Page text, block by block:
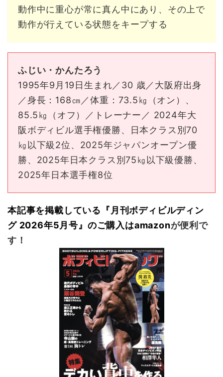
動作中に重心が常に真ん中にあり、その上で
動作が行えている状態をキープする
ふじい・かんたろう
1995年9月19日生まれ／30 歳／大阪府出身
／身長：168㎝／体重：73.5㎏（オン）、
85.5㎏（オフ）／トレーナー／ 2024年大
阪ボディビル選手権優勝、日本クラス別70
㎏以下級2位、2025年ジャパンオープン優
勝、2025年日本クラス別75㎏以下級優勝、
2025年日本選手権8位
本記事を掲載している『月刊ボディビルディン
グ2026年5月号』のご購入はamazonが便利で
す！